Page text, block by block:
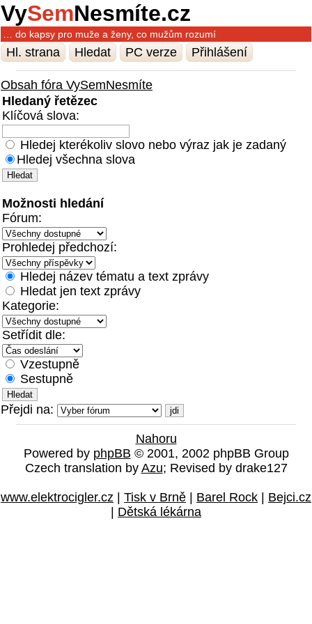
VySemNesmíte.cz
… do kapsy pro muže a ženy, co mužům rozumí
Hl. strana Hledat PC verze Přihlášení
Obsah fóra VySemNesmíte
Hledaný řetězec
Klíčová slova:
Hledej kterékoliv slovo nebo výraz jak je zadaný
Hledej všechna slova
Možnosti hledání
Fórum:
Prohledej předchozí:
Hledej název tématu a text zprávy
Hledat jen text zprávy
Kategorie:
Setřídit dle:
Vzestupně
Sestupně
Přejdi na:
Nahoru
Powered by phpBB © 2001, 2002 phpBB Group
Czech translation by Azu; Revised by drake127
www.elektrocigler.cz Tisk v Brně Barel Rock
Bejci.cz
Dětská lékárna